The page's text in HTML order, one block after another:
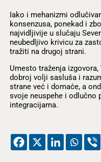
Iako i mehanizmi
konsenzusa, ponekad i
najvidljivije u slučaju
neubedljivo krivicu za
tražiti na drugoj strani.
Umesto traženja izgovora,
dobroj volji sasluša i
strane već i domaće, a
svoje neuspehe i odlučno
integracijama.